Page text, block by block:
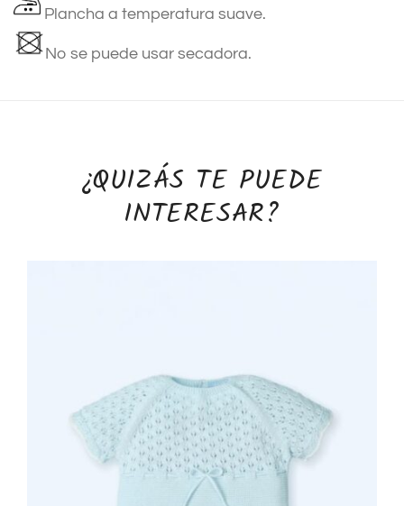
Plancha a temperatura suave.
No se puede usar secadora.
¿QUIZÁS TE PUEDE
INTERESAR?